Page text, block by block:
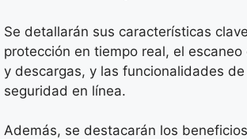
Se detallarán sus características
protección en tiempo real, el escaneo
y descargas, y las funcionalidades
seguridad en línea.
Además, se destacarán los